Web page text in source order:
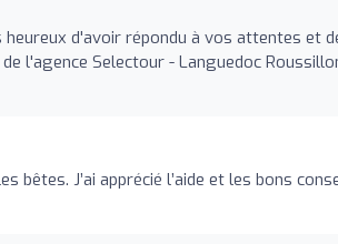
d'avoir répondu à vos attentes et
l'agence Selectour - Languedoc
J’ai apprécié l’aide et les bons